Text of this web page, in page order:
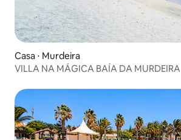
Casa ⋅ Murdeira
VILLA NA MÁGICA BAÍA DA MURDEIRA